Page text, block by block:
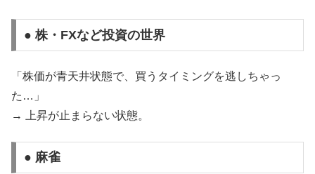
● 株・FXなど投資の世界
「株価が青天井状態で、買うタイミングを逃しちゃっ
た…」
→ 上昇が止まらない状態。
● 麻雀